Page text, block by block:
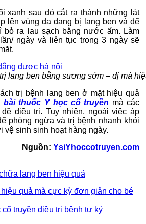
xanh sau đó cắt ra thành những lát
lên vùng da đang bị lang ben và để
bỏ ra lau sạch bằng nước ấm. Làm
ngày và liên tục trong 3 ngày sẽ
lang ben bằng sương sớm – dị mà
trị bệnh lang ben ở mặt hiệu quả
bài thuốc Y học cổ truyền mà các
điều trị. Tuy nhiên, ngoài việc áp
phòng ngừa và trị bệnh nhanh khỏi
vệ sinh sinh hoạt hàng ngày.
Nguồn: YsiYhoccotruyen.com
lang ben hiệu quả
quả mà cực kỳ đơn giản cho bé
truyền điều trị bệnh tự kỷ